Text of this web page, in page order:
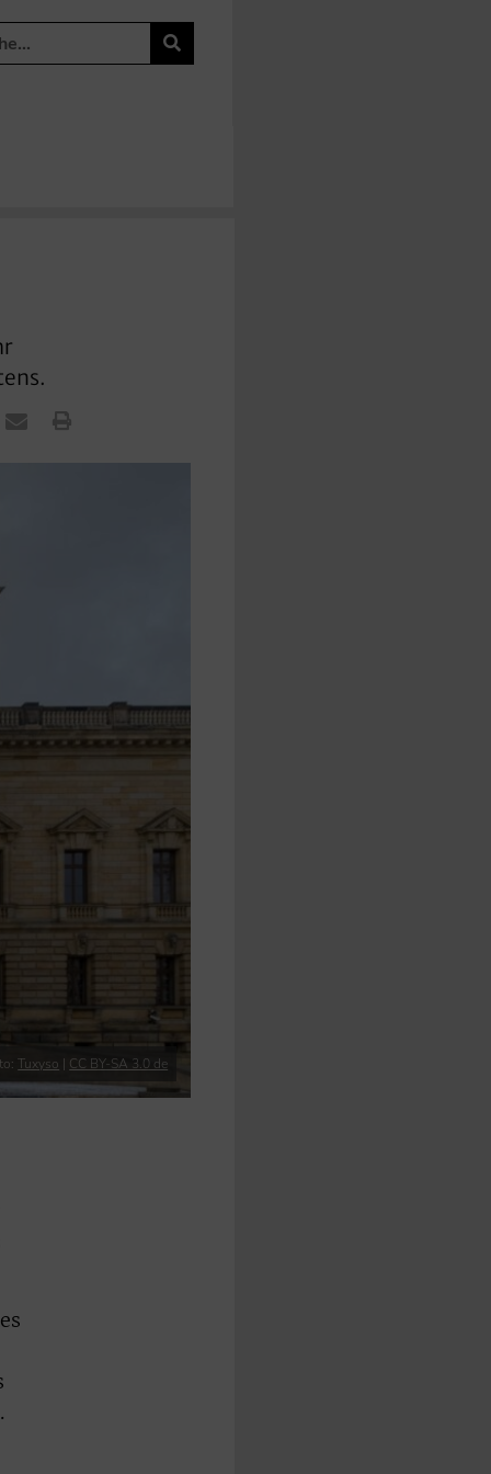
Tuxyso | CC BY-SA 3.0 de